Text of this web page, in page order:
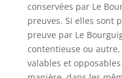
conservées par Le
preuves. Si elles sont
preuve par Le
contentieuse ou
valables et